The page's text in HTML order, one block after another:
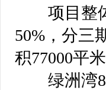
项目整体
50%，分三
积77000平
绿洲湾8